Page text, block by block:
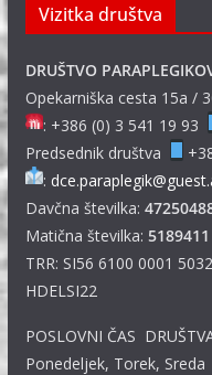
Vizitka društva
DRUŠTVO
Opekarniška cesta 15a /
: +386 (0) 3 541 19 93
Predsednik društva
:
Davčna številka:
Matična številka: 5189411
TRR: SI56 6100 0001
HDELSI22
POSLOVNI ČAS
Ponedeljek, Torek,